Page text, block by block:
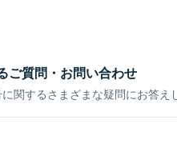
ご質問・お問い合わせ
関するさまざまな疑問にお答え